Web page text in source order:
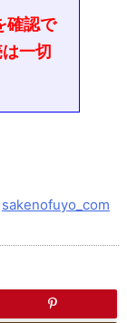
確認で
一切
sakenofuyo_com